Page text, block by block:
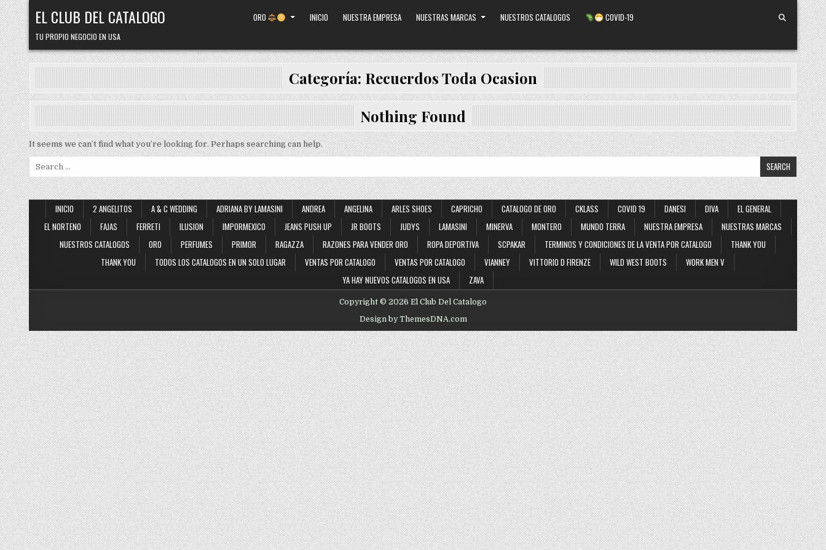
Skip
to
content
EL CLUB DEL CATALOGO
TU PROPIO NEGOCIO EN USA
ORO INICIO NUESTRA EMPRESA NUESTRAS MARCAS NUESTROS CATALOGOS COVID-19
Categoría: Recuerdos Toda Ocasion
Nothing Found
It seems we can’t find what you’re looking for. Perhaps searching can help.
Search
for:
INICIO 2 ANGELITOS A & C WEDDING ADRIANA BY LAMASINI ANDREA ANGELINA ARLES SHOES CAPRICHO CATALOGO DE ORO CKLASS COVID 19 DANESI DIVA
EL GENERAL
EL NORTENO
FAJAS FERRETI ILUSION IMPORMEXICO JEANS PUSH UP JR BOOTS JUDYS LAMASINI MINERVA MONTERO MUNDO TERRA NUESTRA EMPRESA
NUESTRAS MARCAS
NUESTROS CATALOGOS
ORO PERFUMES PRIMOR RAGAZZA RAZONES PARA VENDER ORO ROPA DEPORTIVA SCPAKAR TERMINOS Y CONDICIONES DE LA VENTA POR CATALOGO
THANK YOU
THANK YOU
TODOS LOS CATALOGOS EN UN SOLO LUGAR VENTAS POR CATALOGO VENTAS POR CATALOGO VIANNEY VITTORIO D FIRENZE WILD WEST BOOTS
WORK MEN V
YA HAY NUEVOS CATALOGOS EN USA
ZAVA
Copyright © 2026 El Club Del Catalogo
Design by ThemesDNA.com